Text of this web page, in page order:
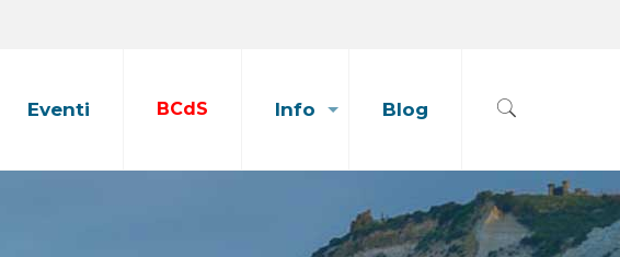
Eventi BCdS Info Blog